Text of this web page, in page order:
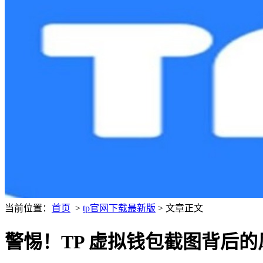
当前位置： 首页 > tp官网下载最新版 > 文章正文
警惕！TP 虚拟钱包截图背后的